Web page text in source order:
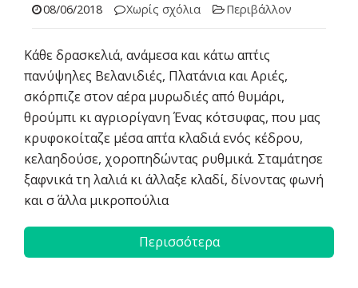
08/06/2018 Χωρίς σχόλια Περιβάλλον
Κάθε δρασκελιά, ανάμεσα και κάτω απ΄τις
πανύψηλες Βελανιδιές, Πλατάνια και Αριές,
σκόρπιζε στον αέρα μυρωδιές από θυμάρι,
θρούμπι κι αγριορίγανη Ένας κότσυφας, που μας
κρυφοκοίταζε μέσα απ΄τα κλαδιά ενός κέδρου,
κελαηδούσε, χοροπηδώντας ρυθμικά. Σταμάτησε
ξαφνικά τη λαλιά κι άλλαξε κλαδί, δίνοντας φωνή
και σ΄ άλλα μικροπούλια
Περισσότερα